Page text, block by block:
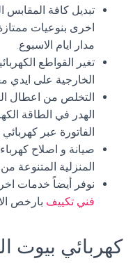
تبديل كافة المقابس
مدار ايام الاسبوع.
تغير القواطع
الخارجية على ايدي
التخلص من اعطال
الهدر في الطاقة
الفاتورة عبر
صيانة و اصلاح
المنزلية المتنوعة
نوفر أيضاً خدمات
فني تكييف بارخص
كهربائي بيوت